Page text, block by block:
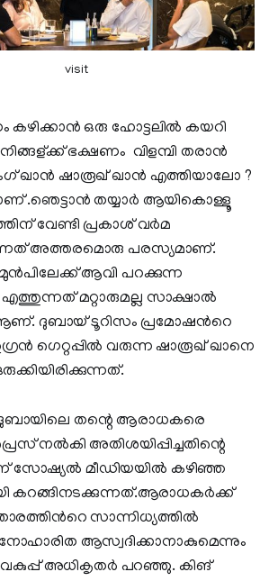
visit
കഴിക്കാന്‍ ഒരു ഹോട്ടലില്‍ കയറി
നിങ്ങള്ക്ക് ഭക്ഷണം വിളമ്പി തരാൻ
ഖാന്‍ ഷാരൂഖ്‌ ഖാന്‍ എത്തിയാലോ ?
.ഞെട്ടാന്‍ തയ്യാര്‍ ആയികൊള്ളൂ
വേണ്ടി പ്രകാശ് വർമ
അത്തരമൊരു പരസ്യമാണ്.
ആവി പറക്കുന്ന
മറ്റാരുമല്ല സാക്ഷാൽ
ദുബായ് ടൂറിസം പ്രമോഷന്‍റെ
ഗെറ്റപ്പില്‍ വരുന്ന ഷാരൂഖ് ഖാനെ
തന്റെ ആരാധകരെ
നൽകി അതിശയിപ്പിച്ചതിന്റെ
മീഡിയയിൽ കഴിഞ്ഞ
കറങ്ങിനടക്കുന്നത്.ആരാധകർക്ക്
സാന്നിധ്യത്തില്‍
ആസ്വദിക്കാനാകുമെന്നും
വകുപ്പ് അധികൃതർ പറഞ്ഞു. കിങ്